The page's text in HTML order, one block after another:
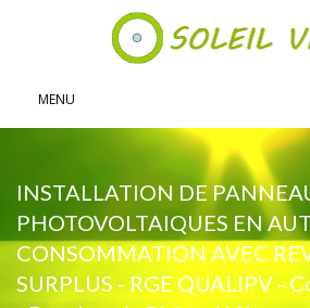
MENU
INSTALLATION DE
PHOTOVOLTAIQUES EN
CONSOMMATION AVEC
SURPLUS - RGE QUALIPV -
Panneau de gestion des cookies